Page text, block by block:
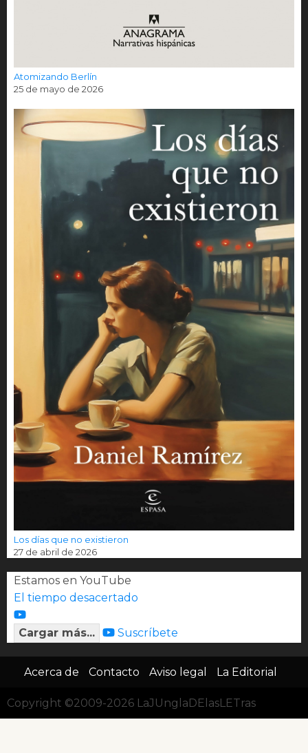
Atomizando Berlín
25 de mayo de 2026
Los días que no existieron
27 de abril de 2026
Estamos en YouTube
El tiempo desacertado
Cargar más... Suscríbete
Acerca de Contacto Aviso legal La Editorial
Copyright ©2009-2026 LaJUnglaDElasLETras